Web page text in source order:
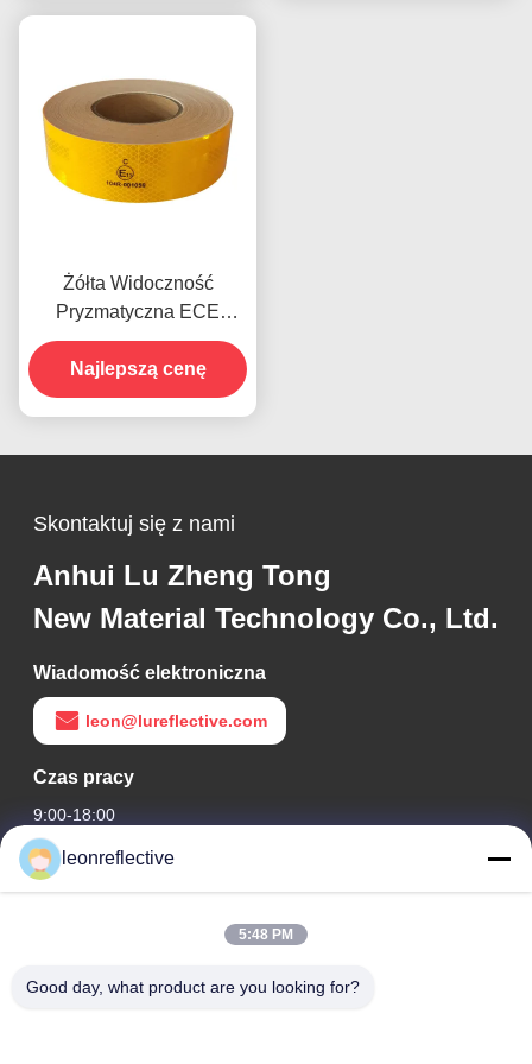
Żółta Widoczność
Pryzmatyczna ECE
Taśma odblaskowa
Najlepszą cenę
Skontaktuj się z nami
Anhui Lu Zheng Tong
New Material Technology Co., Ltd.
Wiadomość elektroniczna
leon@lureflective.com
Czas pracy
9:00-18:00
Nasz adres
2 piętro, budynek D2, Huayi Science and Technology Park,
leonreflective
5:48 PM
Good day, what product are you looking for?